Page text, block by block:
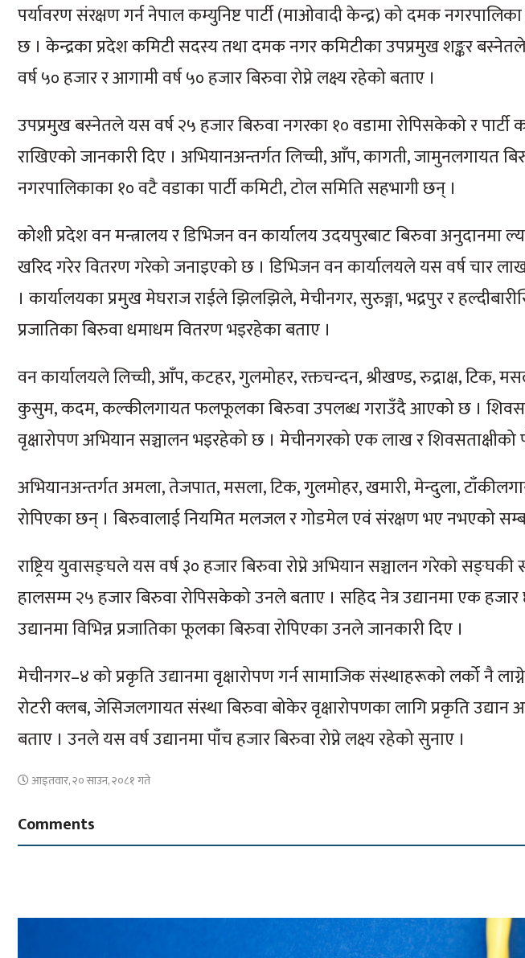
पर्यावरण संरक्षण गर्न नेपाल कम्युनिष्ट पार्टी (माओवादी केन्द्र) को दमक
छ । केन्द्रका प्रदेश कमिटी सदस्य तथा दमक नगर कमिटीका उपप्रमुख शङ्कर
वर्ष ५० हजार र आगामी वर्ष ५० हजार बिरुवा रोप्ने लक्ष्य रहेको बताए ।
उपप्रमुख बस्नेतले यस वर्ष २५ हजार बिरुवा नगरका १० वडामा रोपिसकेको र पार्टी
राखिएको जानकारी दिए । अभियानअन्तर्गत लिच्ची, आँप, कागती, जामुनलगायत
नगरपालिकाका १० वटै वडाका पार्टी कमिटी, टोल समिति सहभागी छन् ।
कोशी प्रदेश वन मन्त्रालय र डिभिजन वन कार्यालय उदयपुरबाट बिरुवा अनुदानमा
खरिद गरेर वितरण गरेको जनाइएको छ । डिभिजन वन कार्यालयले यस वर्ष चार
। कार्यालयका प्रमुख मेघराज राईले झिलझिले, मेचीनगर, सुरुङ्गा, भद्रपुर र
प्रजातिका बिरुवा धमाधम वितरण भइरहेका बताए ।
वन कार्यालयले लिच्ची, आँप, कटहर, गुलमोहर, रक्तचन्दन, श्रीखण्ड, रुद्राक्ष, टिक,
कुसुम, कदम, कल्कीलगायत फलफूलका बिरुवा उपलब्ध गराउँदै आएको छ ।
वृक्षारोपण अभियान सञ्चालन भइरहेको छ । मेचीनगरको एक लाख र शिवसताक्षीको
अभियानअन्तर्गत अमला, तेजपात, मसला, टिक, गुलमोहर, खमारी, मेन्दुला,
रोपिएका छन् । बिरुवालाई नियमित मलजल र गोडमेल एवं संरक्षण भए नभएको
राष्ट्रिय युवासङ्घले यस वर्ष ३० हजार बिरुवा रोप्ने अभियान सञ्चालन गरेको सङ्घकी
हालसम्म २५ हजार बिरुवा रोपिसकेको उनले बताए । सहिद नेत्र उद्यानमा एक
उद्यानमा विभिन्न प्रजातिका फूलका बिरुवा रोपिएका उनले जानकारी दिए ।
मेचीनगर–४ को प्रकृति उद्यानमा वृक्षारोपण गर्न सामाजिक संस्थाहरूको लर्को नै
रोटरी क्लब, जेसिजलगायत संस्था बिरुवा बोकेर वृक्षारोपणका लागि प्रकृति
बताए । उनले यस वर्ष उद्यानमा पाँच हजार बिरुवा रोप्ने लक्ष्य रहेको सुनाए ।
आइतवार, २० साउन, २०८१ गते
Comments